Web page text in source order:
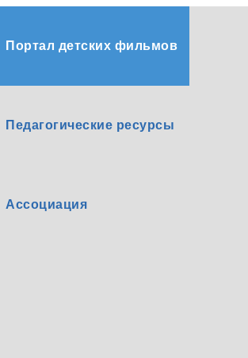
Портал детских фильмов
Педагогические ресурсы
Ассоциация